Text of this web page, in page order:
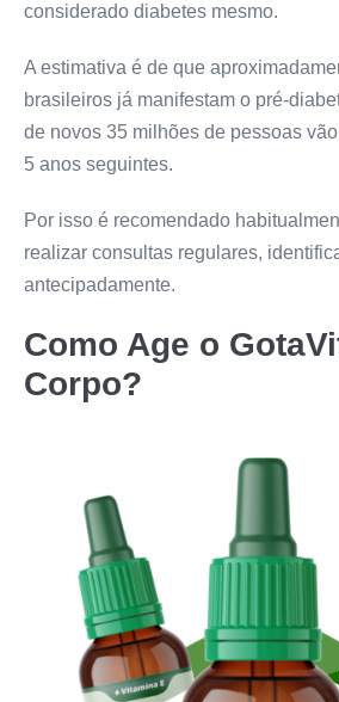
considerado diabetes mesmo.
A estimativa é de que
brasileiros já manifestam o pré-
de novos 35 milhões de pessoas
5 anos seguintes.
Por isso é recomendado
realizar consultas regulares,
antecipadamente.
Como Age o
Corpo?